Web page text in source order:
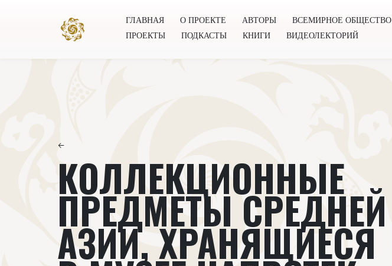
ГЛАВНАЯ О ПРОЕКТЕ АВТОРЫ ВСЕМИРНОЕ ОБЩЕСТВО
ПРОЕКТЫ
ПОДКАСТЫ КНИГИ ВИДЕОЛЕКТОРИЙ
←
КОЛЛЕКЦИОННЫЕ
ПРЕДМЕТЫ СРЕДНЕЙ
АЗИИ, ХРАНЯЩИЕСЯ